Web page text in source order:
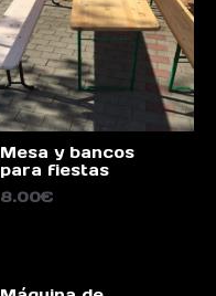
Mesa y bancos
para fiestas
8.00€